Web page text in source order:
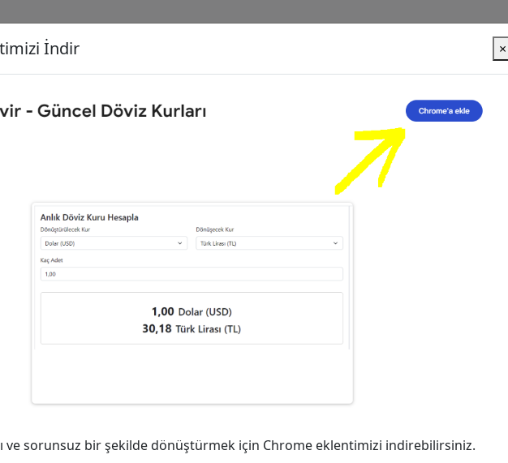
Gizlilik Politikası
Euro (EUR)
(USD)?
Güncel Kurlar
Kur
Dolar
İndir ×
ve sorunsuz bir şekilde dönüştürmek için Chrome eklentimizi indirebilirsiniz.